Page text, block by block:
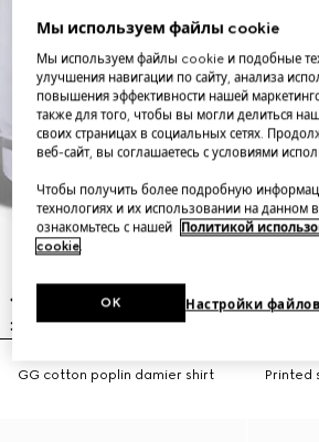
GG cotton poplin damier shirt Printed
Мы используем файлы cookie
Мы используем файлы cookie и подобные
улучшения навигации по сайту, анализа
повышения эффективности нашей
также для того, чтобы вы могли делиться
своих страницах в социальных сетях.
веб-сайт, вы соглашаетесь с условиями
Чтобы получить более подробную
технологиях и их использовании на данном
ознакомьтесь с нашей
Политикой
cookie.
Настройки
OK